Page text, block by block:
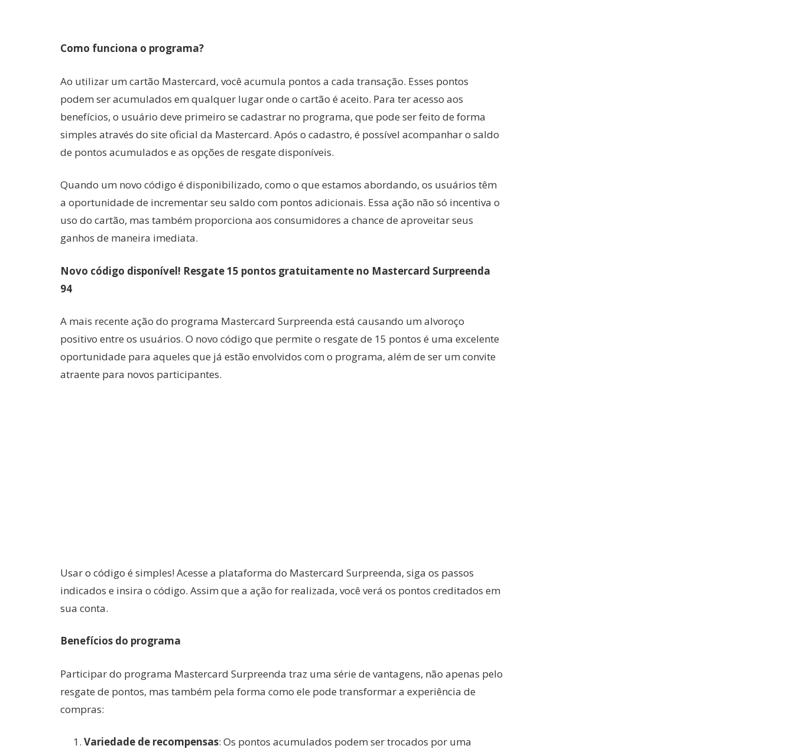
Como funciona o programa?
Ao utilizar um cartão Mastercard, você acumula pontos a cada transação. Esses pontos
podem ser acumulados em qualquer lugar onde o cartão é aceito. Para ter acesso aos
benefícios, o usuário deve primeiro se cadastrar no programa, que pode ser feito de forma
simples através do site oficial da Mastercard. Após o cadastro, é possível acompanhar o saldo
de pontos acumulados e as opções de resgate disponíveis.
Quando um novo código é disponibilizado, como o que estamos abordando, os usuários têm
a oportunidade de incrementar seu saldo com pontos adicionais. Essa ação não só incentiva o
uso do cartão, mas também proporciona aos consumidores a chance de aproveitar seus
ganhos de maneira imediata.
Novo código disponível! Resgate 15 pontos gratuitamente no Mastercard Surpreenda
94
A mais recente ação do programa Mastercard Surpreenda está causando um alvoroço
positivo entre os usuários. O novo código que permite o resgate de 15 pontos é uma excelente
oportunidade para aqueles que já estão envolvidos com o programa, além de ser um convite
atraente para novos participantes.
Usar o código é simples! Acesse a plataforma do Mastercard Surpreenda, siga os passos
indicados e insira o código. Assim que a ação for realizada, você verá os pontos creditados em
sua conta.
Benefícios do programa
Participar do programa Mastercard Surpreenda traz uma série de vantagens, não apenas pelo
resgate de pontos, mas também pela forma como ele pode transformar a experiência de
compras:
Variedade de recompensas: Os pontos acumulados podem ser trocados por uma